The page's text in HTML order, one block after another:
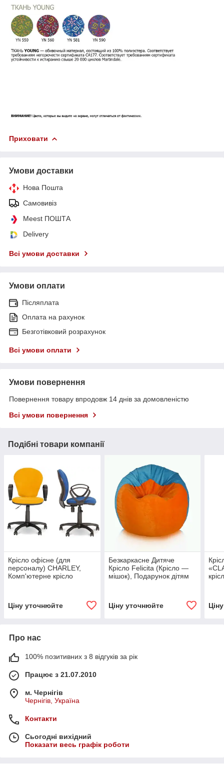
Приховати
Умови доставки
Нова Пошта
Самовивіз
Meest ПОШТА
Delivery
Всі умови доставки
Умови оплати
Післяплата
Оплата на рахунок
Безготівковий розрахунок
Всі умови оплати
Умови повернення
Повернення товару впродовж 14 днів за домовленістю
Всі умови повернення
Подібні товари компанії
Крісло офісне (для
персоналу) CHARLEY,
Комп'ютерне крісло
Ціну уточнюйте
Безкаркасне Дитяче
Крісло Felicita (Крісло —
мішок), Подарунок дітям
Ціну уточнюйте
Про нас
100% позитивних з 8 відгуків за рік
Працює з 21.07.2010
м. Чернігів
Чернігів, Україна
Контакти
Сьогодні вихідний
Показати весь графік роботи